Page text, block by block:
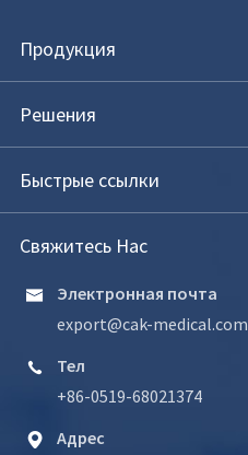
Продукция
Решения
Быстрые ссылки
Свяжитесь Нас

Электронная почта
export@cak-medical.com

Тел
+86-0519-68021374

Адрес